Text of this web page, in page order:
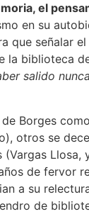
el
en su
que señalar
la biblioteca
salido
Borges
otros se
Llosa,
de fervor
a su
de